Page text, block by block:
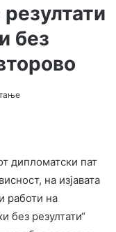
без
дипломатски пат
на изјавата
работи на
без резултати“